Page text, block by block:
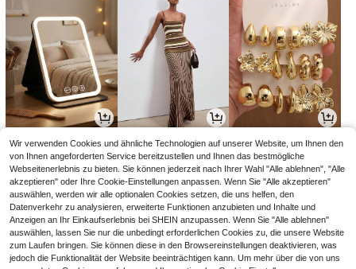
3,98€ 22,49€ 4,60€
Wir verwenden Cookies und ähnliche Technologien auf unserer Website, um Ihnen den
von Ihnen angeforderten Service bereitzustellen und Ihnen das bestmögliche
Webseitenerlebnis zu bieten. Sie können jederzeit nach Ihrer Wahl "Alle ablehnen", "Alle
akzeptieren" oder Ihre Cookie-Einstellungen anpassen. Wenn Sie "Alle akzeptieren"
auswählen, werden wir alle optionalen Cookies setzen, die uns helfen, den
Datenverkehr zu analysieren, erweiterte Funktionen anzubieten und Inhalte und
Anzeigen an Ihr Einkaufserlebnis bei SHEIN anzupassen. Wenn Sie "Alle ablehnen"
auswählen, lassen Sie nur die unbedingt erforderlichen Cookies zu, die unsere Website
zum Laufen bringen. Sie können diese in den Browsereinstellungen deaktivieren, was
jedoch die Funktionalität der Website beeinträchtigen kann. Um mehr über die von uns